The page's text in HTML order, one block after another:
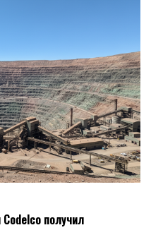
получил